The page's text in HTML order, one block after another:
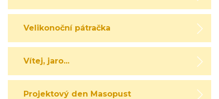
Velikonoční pátračka
Vítej, jaro...
Projektový den Masopust